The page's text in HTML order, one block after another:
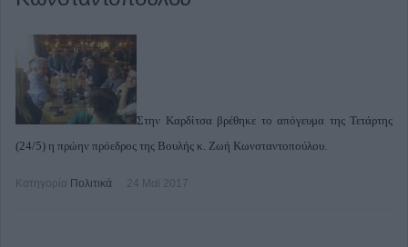
Στην Καρδίτσα βρέθηκε το απόγευμα της Τετάρτης
(24/5) η πρώην πρόεδρος της Βουλής κ. Ζωή Κωνσταντοπούλου.
Κατηγορία Πολιτικά 24 Μαϊ 2017